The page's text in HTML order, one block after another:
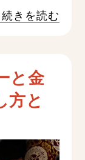
せん。火
続きを読む
と金
方と